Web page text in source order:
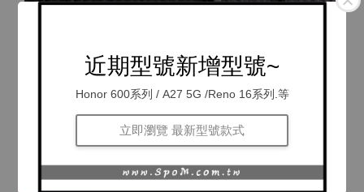
近期型號新增型號~
Honor 600系列 / A27 5G /Reno 16系列.等
立即瀏覽 最新型號款式